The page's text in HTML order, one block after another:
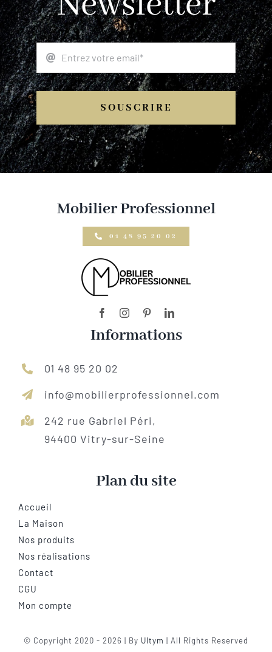
SOUSCRIRE
Mobilier Professionnel
01 48 95 20 02
Informations
01 48 95 20 02
info@mobilierprofessionnel.com
242 rue Gabriel Péri,
94400 Vitry-sur-Seine
Plan du site
Accueil
La Maison
Nos produits
Nos réalisations
Contact
CGU
Mon compte
© Copyright 2020 - 2026 | By Ultym | All Rights Reserved